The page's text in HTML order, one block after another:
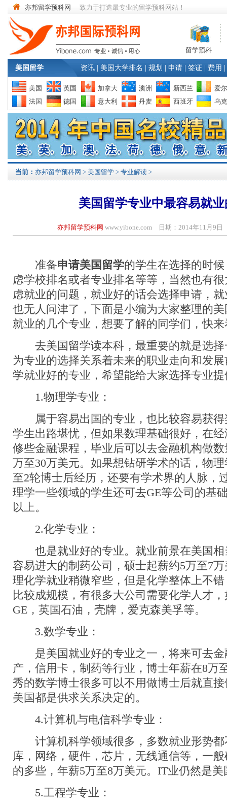
亦邦留学预科网 致力于打造最专业的留学预科网站！
留学预科
美国留学 资讯 美国大学排名 规划 申请 签证 费用
美国 英国 加拿大 澳洲 新西兰
爱
法国
德国 意大利 丹麦 西班牙 乌
当前： 亦邦留学预科网 > 美国留学 > 专业解读 >
美国留学专业中最容易就
亦邦留学预科网 www.yibone.com 日期：2014年11月9
准备申请美国留学的学生在选择的时
虑学校排名或者专业排名等等，当然也有
虑就业的问题，就业好的话会选择申请，
也无人问津了，下面是小编为大家整理的
就业的几个专业，想要了解的同学们，快
去美国留学读本科，最重要的就是选择
为专业的选择关系着未来的职业走向和发
学就业好的专业，希望能给大家选择专业
1.物理学专业：
属于容易出国的专业，也比较容易获得
学生出路堪忧，但如果数理基础很好，在
修些金融课程，毕业后可以去金融机构做
万至30万美元。如果想钻研学术的话，物
至2轮博士后经历，还要有学术界的人脉，
理学一些领域的学生还可去GE等公司的基
以上。
2.化学专业：
也是就业好的专业。就业前景在美国相
容易进大的制药公司，硕士起薪约5万至7
理化学就业稍微窄些，但是化学整体上不
比较成规模，有很多大公司需要化学人才
GE，英国石油，壳牌，爱克森美孚等。
3.数学专业：
是美国就业好的专业之一，将来可去金
产，信用卡，制药等行业，博士年薪在8万
秀的数学博士很多可以不用做博士后就直
美国都是供求关系决定的。
4.计算机与电信科学专业：
计算机科学领域很多，多数就业形势都
库，网络，硬件，芯片，无线通信等，一
的多些，年薪5万至8万美元。IT业仍然是
5.工程学专业：